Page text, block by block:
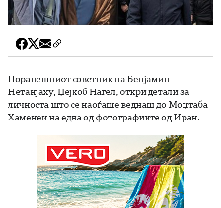
Поранешниот советник на Бенјамин
Нетанјаху, Џејкоб Нагел, откри детали за
личноста што се наоѓаше веднаш до Моџтаба
Хаменеи на една од фотографиите од Иран.